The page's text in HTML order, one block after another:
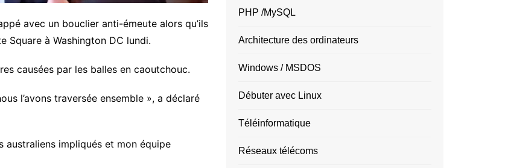
avec un bouclier anti-émeute alors qu’ils
Square à Washington DC lundi.
causées par les balles en caoutchouc.
l’avons traversée ensemble », a déclaré
australiens impliqués et mon équipe
PHP /MySQL
Architecture des ordinateurs
Windows / MSDOS
Débuter avec Linux
Téléinformatique
Réseaux télécoms